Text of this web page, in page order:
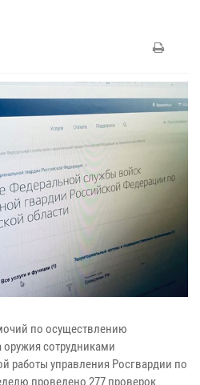
по осуществлению
оружия сотрудниками
работы управления Росгвардии по
проведено 277 проверок